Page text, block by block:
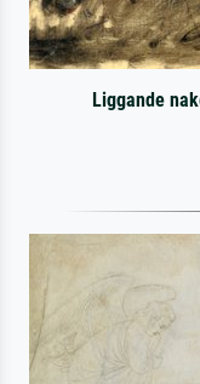
Liggande